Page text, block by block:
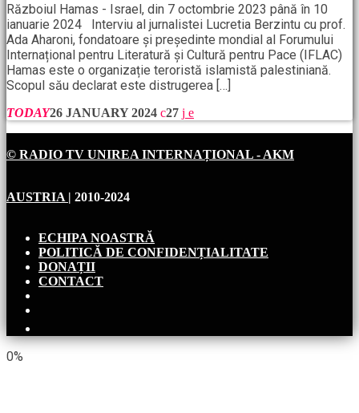
Războiul Hamas - Israel, din 7 octombrie 2023 până în 10
ianuarie 2024 Interviu al jurnalistei Lucretia Berzintu cu prof.
Ada Aharoni, fondatoare și președinte mondial al Forumului
Internațional pentru Literatură și Cultură pentru Pace (IFLAC)
Hamas este o organizație teroristă islamistă palestiniană.
Scopul său declarat este distrugerea […]
TODAY26 JANUARY 2024 27
© RADIO TV UNIREA INTERNAȚIONAL - AKM
AUSTRIA | 2010-2024
ECHIPA NOASTRĂ
POLITICĂ DE CONFIDENȚIALITATE
DONAȚII
CONTACT
0%